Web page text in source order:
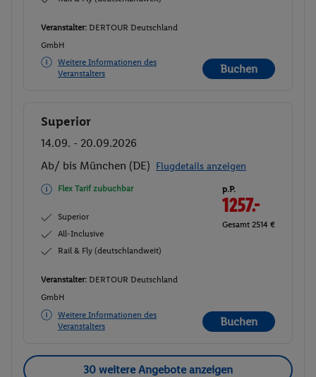
Veranstalter: DERTOUR Deutschland
GmbH
Weitere Informationen des
Veranstalters
Buchen
Buchen
Superior
14.09. - 20.09.2026
Ab/ bis München (DE) Flugdetails anzeigen
Flex Tarif zubuchbar
Superior
All-Inclusive
Rail & Fly (deutschlandweit)
p.P.
1257.-
Gesamt 2514 €
Veranstalter: DERTOUR Deutschland
GmbH
Weitere Informationen des
Veranstalters
Buchen
30 weitere Angebote anzeigen